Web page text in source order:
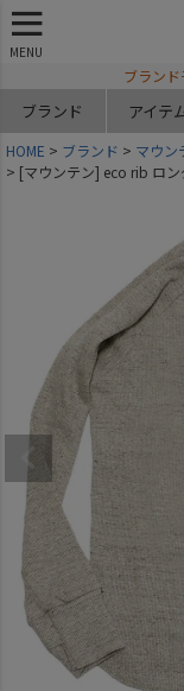
MENU
ブラン
ブランド アイテ
HOME ブランド
マウン
[マウンテン] eco rib ロ